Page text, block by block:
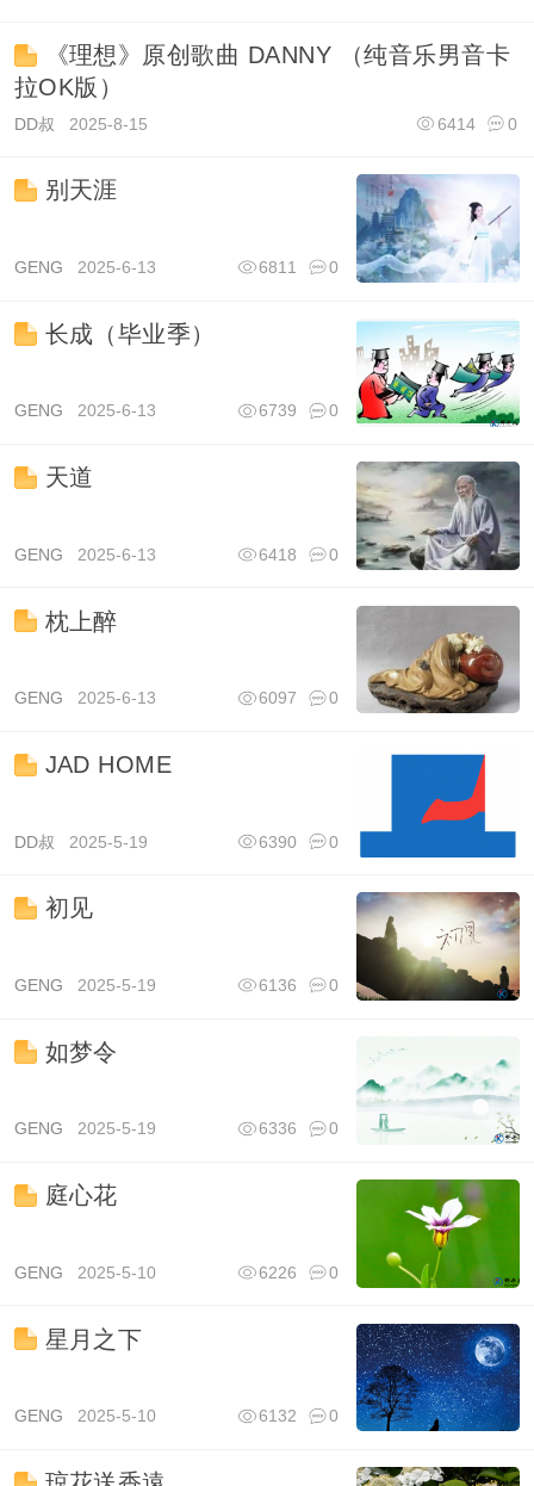
《理想》原创歌曲 DANNY （纯音乐男音卡
拉OK版）
DD叔 2025-8-15 0
6414
别天涯
GENG 2025-6-13 0
6811
长成（毕业季）
GENG 2025-6-13 0
6739
天道
GENG 2025-6-13 0
6418
枕上醉
GENG 2025-6-13 0
6097
JAD HOME
DD叔 2025-5-19 0
6390
初见
GENG 2025-5-19 0
6136
如梦令
GENG 2025-5-19 0
6336
庭心花
GENG 2025-5-10 0
6226
星月之下
GENG 2025-5-10 0
6132